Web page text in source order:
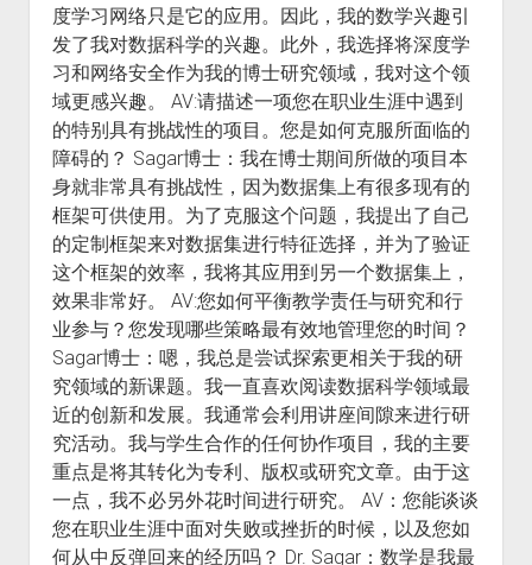
度学习网络只是它的应用。因此，我的数学兴趣引
发了我对数据科学的兴趣。此外，我选择将深度学
习和网络安全作为我的博士研究领域，我对这个领
域更感兴趣。 AV:请描述一项您在职业生涯中遇到
的特别具有挑战性的项目。您是如何克服所面临的
障碍的？ Sagar博士：我在博士期间所做的项目本
身就非常具有挑战性，因为数据集上有很多现有的
框架可供使用。为了克服这个问题，我提出了自己
的定制框架来对数据集进行特征选择，并为了验证
这个框架的效率，我将其应用到另一个数据集上，
效果非常好。 AV:您如何平衡教学责任与研究和行
业参与？您发现哪些策略最有效地管理您的时间？
Sagar博士：嗯，我总是尝试探索更相关于我的研
究领域的新课题。我一直喜欢阅读数据科学领域最
近的创新和发展。我通常会利用讲座间隙来进行研
究活动。我与学生合作的任何协作项目，我的主要
重点是将其转化为专利、版权或研究文章。由于这
一点，我不必另外花时间进行研究。 AV：您能谈谈
您在职业生涯中面对失败或挫折的时候，以及您如
何从中反弹回来的经历吗？ Dr. Sagar：数学是我最